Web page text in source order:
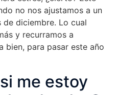
no nos ajustamos a un
de diciembre. Lo cual
y recurramos a
bien, para pasar este año
me estoy